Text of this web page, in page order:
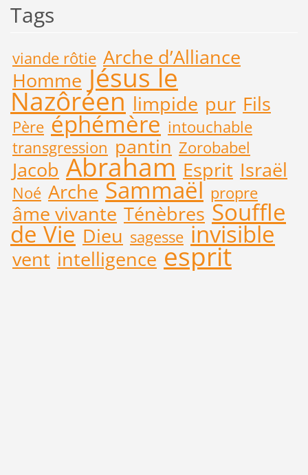
Tags
viande rôtie Arche d’Alliance
Homme Jésus le
Nazôréen limpide pur Fils
Père éphémère intouchable
transgression pantin Zorobabel
Jacob Abraham Esprit Israël
Noé Arche Sammaël propre
âme vivante Ténèbres Souffle
de Vie Dieu sagesse invisible
vent intelligence esprit